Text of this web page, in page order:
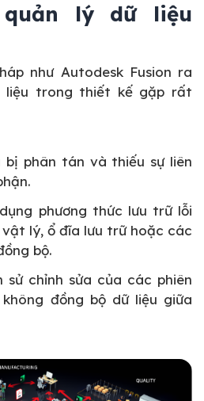
lý dữ liệu
như Autodesk Fusion ra
liệu trong thiết kế gặp rất
bị phân tán và thiếu sự liên
phương thức lưu trữ lỗi
lý, ổ đĩa lưu trữ hoặc các
bộ.
sử chỉnh sửa của các phiên
đồng bộ dữ liệu giữa